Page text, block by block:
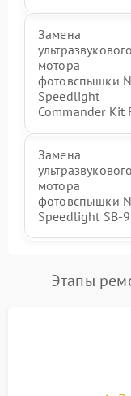
Замена
ультразвукового
мотора
фотовспышки
Speedlight
Commander Kit
Замена
ультразвукового
мотора
фотовспышки
Speedlight SB-
Этапы